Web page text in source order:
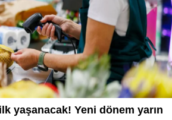
yaşanacak! Yeni dönem yarın